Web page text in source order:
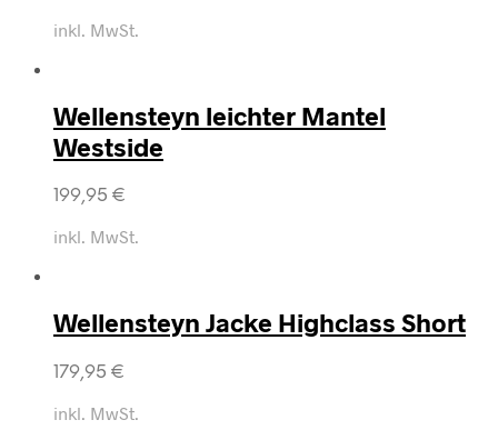
inkl. MwSt.
Wellensteyn leichter Mantel
Westside
199,95 €
inkl. MwSt.
Wellensteyn Jacke Highclass Short
179,95 €
inkl. MwSt.